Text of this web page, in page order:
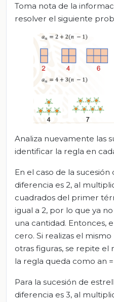
Toma nota de la
resolver el siguiente
Analiza nuevamente las
identificar la regla en
En el caso de la sucesión
diferencia es 2, al
cuadrados del primer
igual a 2, por lo que ya
una cantidad. Entonces,
cero. Si realizas el
otras figuras, se repite
la regla queda como an =
Para la sucesión de
diferencia es 3, al